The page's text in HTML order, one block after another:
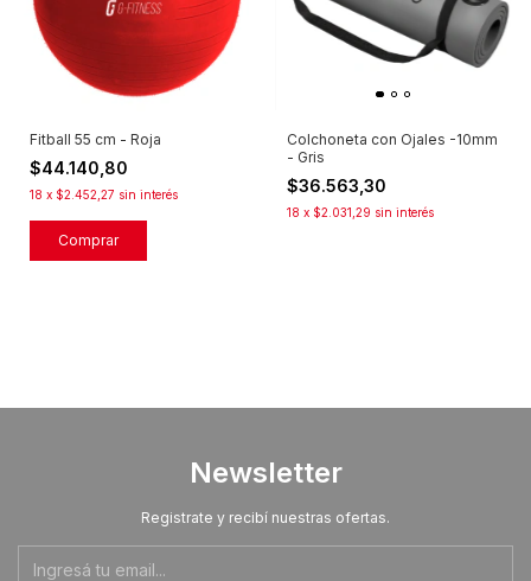
Fitball 55 cm - Roja
$44.140,80
18 x $2.452,27 sin interés
Colchoneta con Ojales -10mm
- Gris
$36.563,30
18 x $2.031,29 sin interés
Newsletter
Registrate y recibí nuestras ofertas.